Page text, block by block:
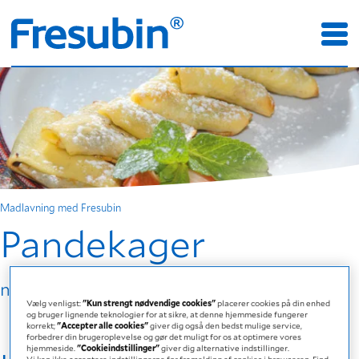
Madlavning med Fresubin
Pandekager
med Fresubin 2 kcal Fibre DRINK Vanille
Vælg venligst:"Kun strengt nødvendige cookies"placerer cookies på din enhed
og bruger lignende teknologier for at sikre, at denne hjemmeside fungerer
korrekt;"Accepter alle cookies"giver dig også den bedst mulige service,
forbedrer din brugeroplevelse og gør det muligt for os at optimere vores
hjemmeside."Cookieindstillinger"giver dig alternative indstillinger.